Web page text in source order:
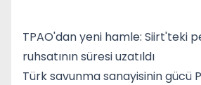
TPAO'dan yeni hamle: Siirt'teki
ruhsatının süresi uzatıldı
Türk savunma sanayisinin gücü